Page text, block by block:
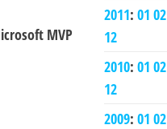
MVP
2011: 01 02
12
2010: 01 02
12
2009: 01 02